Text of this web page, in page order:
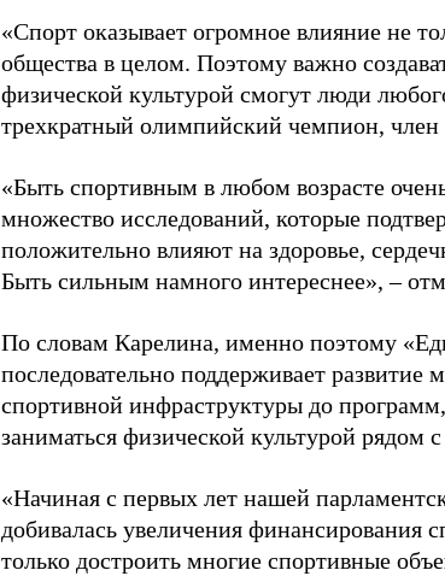
«Спорт оказывает огромное влияние не
общества в целом. Поэтому важно
физической культурой смогут люди
трехкратный олимпийский чемпион,
«Быть спортивным в любом возрасте
множество исследований, которые
положительно влияют на здоровье,
Быть сильным намного интереснее», –
По словам Карелина, именно поэтому
последовательно поддерживает развитие
спортивной инфраструктуры до
заниматься физической культурой рядом
«Начиная с первых лет нашей
добивалась увеличения финансирования
только достроить многие спортивные